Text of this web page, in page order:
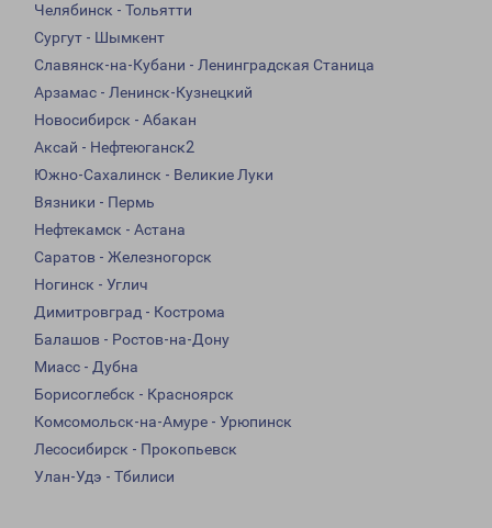
Челябинск - Тольятти
Сургут - Шымкент
Славянск-на-Кубани - Ленинградская Станица
Арзамас - Ленинск-Кузнецкий
Новосибирск - Абакан
Аксай - Нефтеюганск2
Южно-Сахалинск - Великие Луки
Вязники - Пермь
Нефтекамск - Астана
Саратов - Железногорск
Ногинск - Углич
Димитровград - Кострома
Балашов - Ростов-на-Дону
Миасс - Дубна
Борисоглебск - Красноярск
Комсомольск-на-Амуре - Урюпинск
Лесосибирск - Прокопьевск
Улан-Удэ - Тбилиси